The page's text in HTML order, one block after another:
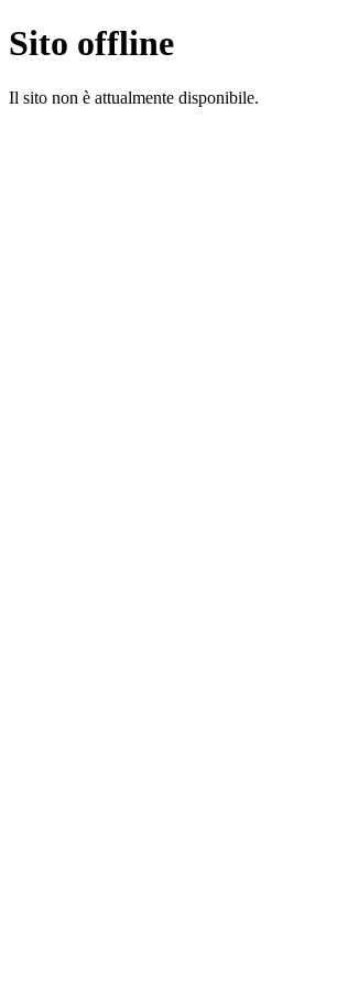
Sito offline
Il sito non è attualmente disponibile.